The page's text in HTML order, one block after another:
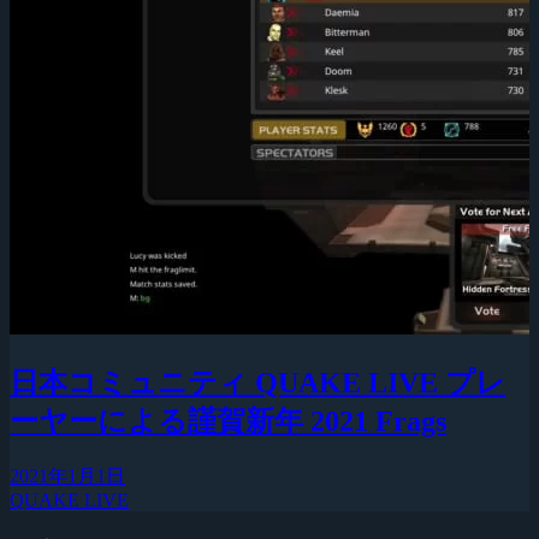
日本コミュニティ QUAKE LIVE プレ
ーヤーによる謹賀新年 2021 Frags
2021年1月1日
QUAKE LIVE